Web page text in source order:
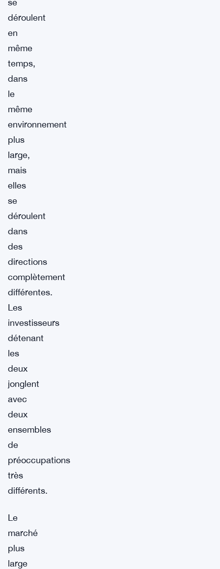
se
déroulent
en
même
temps,
dans
le
même
environnement
plus
large,
mais
elles
se
déroulent
dans
des
directions
complètement
différentes.
Les
investisseurs
détenant
les
deux
jonglent
avec
deux
ensembles
de
préoccupations
très
différents.
Le
marché
plus
large